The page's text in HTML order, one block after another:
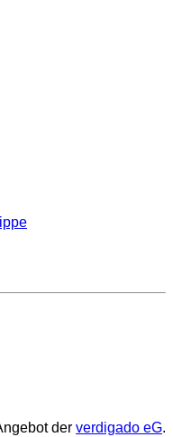
der verdigado eG.